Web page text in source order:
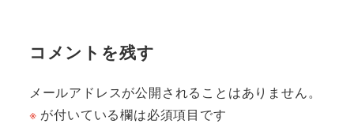
コメントを残す
メールアドレスが公開されることはありません。
※ が付いている欄は必須項目です